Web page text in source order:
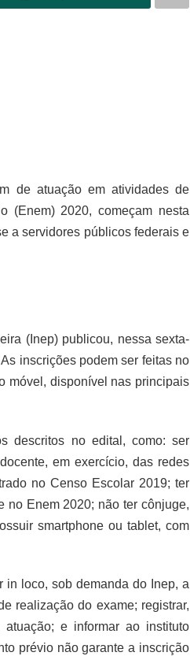
de atuação em atividades de
(Enem) 2020, começam nesta
a servidores públicos federais e
(Inep) publicou, nessa sexta-
inscrições podem ser feitas no
móvel, disponível nas principais
descritos no edital, como: ser
em exercício, das redes
no Censo Escolar 2019; ter
no Enem 2020; não ter cônjuge,
smartphone ou tablet, com
in loco, sob demanda do Inep, a
realização do exame; registrar,
e informar ao instituto
prévio não garante a inscrição